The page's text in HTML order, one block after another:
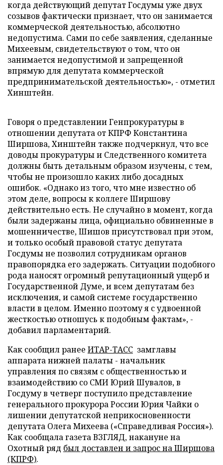
когда действующий депутат Госдумы уже двух
созывов фактически признает, что он занимается
коммерческой деятельностью, абсолютно
недопустима. Сами по себе заявления, сделанные
Михеевым, свидетельствуют о том, что он
занимается недопустимой и запрещенной
впрямую для депутата коммерческой
предпринимательской деятельностью», - отметил
Хинштейн.
Говоря о представлении Генпрокуратуры в
отношении депутата от КПРФ Константина
Ширшова, Хинштейн также подчеркнул, что все
доводы прокуратуры и Следственного комитета
должны быть детальным образом изучены, с тем,
чтобы не произошло каких либо досадных
ошибок. «Однако из того, что мне известно об
этом деле, вопросы к коллеге Ширшову
действительно есть. Не случайно в момент, когда
были задержаны лица, официально обвиненные в
мошенничестве, Шишов присутствовал при этом,
и только особый правовой статус депутата
Госдумы не позволил сотрудникам органов
правопорядка его задержать. Ситуации подобного
рода наносят огромный репутационный ущерб и
Государственной Думе, и всем депутатам без
исключения, и самой системе государственно
власти в целом. Именно поэтому я с удвоенной
жесткостью отношусь к подобным фактам», -
добавил парламентарий.
Как сообщил ранее ИТАР-ТАСС замглавы
аппарата нижней палаты - начальник
управления по связям с общественностью и
взаимодействию со СМИ Юрий Шувалов, в
Госдуму в четверг поступило представление
генерального прокурора России Юрия Чайки о
лишении депутатской неприкосновенности
депутата Олега Михеева («Справедливая Россия»).
Как сообщала газета ВЗГЛЯД, накануне на
Охотный ряд был доставлен и запрос на Ширшова
(КПРФ).